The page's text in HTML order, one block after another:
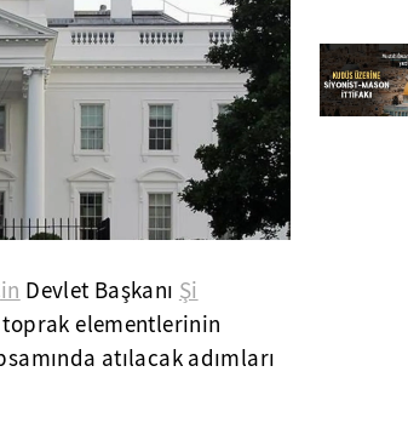
Devlet Başkanı Şi
toprak elementlerinin
atılacak adımları